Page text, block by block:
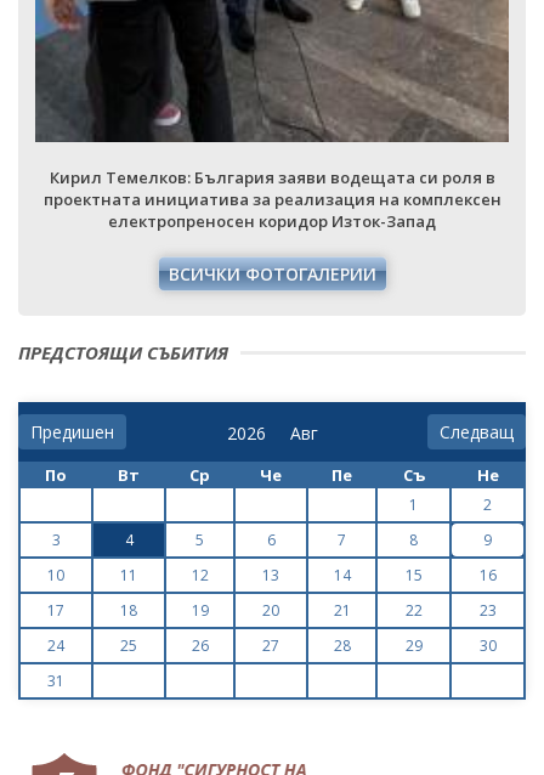
Кирил Темелков: България заяви водещата си роля в
проектната инициатива за реализация на комплексен
електропреносен коридор Изток-Запад
ВСИЧКИ ФОТОГАЛЕРИИ
ПРЕДСТОЯЩИ СЪБИТИЯ
Предишен Следващ
По Вт Ср Че Пе Съ Не
1
2
3
4 5 6 7 8
9
10
11 12 13 14 15
16
17
18 19 20 21 22
23
24
25 26 27 28 29
30
31